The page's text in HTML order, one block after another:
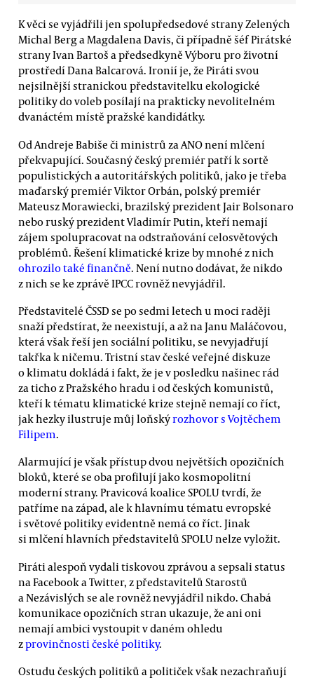
K věci se vyjádřili jen spolupředsedové strany Zelených
Michal Berg a Magdalena Davis, či případně šéf Pirátské
strany Ivan Bartoš a předsedkyně Výboru pro životní
prostředí Dana Balcarová. Ironií je, že Piráti svou
nejsilnější stranickou představitelku ekologické
politiky do voleb posílají na prakticky nevolitelném
dvanáctém místě pražské kandidátky.
Od Andreje Babiše či ministrů za ANO není mlčení
překvapující. Současný český premiér patří k sortě
populistických a autoritářských politiků, jako je třeba
maďarský premiér Viktor Orbán, polský premiér
Mateusz Morawiecki, brazilský prezident Jair Bolsonaro
nebo ruský prezident Vladimír Putin, kteří nemají
zájem spolupracovat na odstraňování celosvětových
problémů. Řešení klimatické krize by mnohé z nich
ohrozilo také finančně. Není nutno dodávat, že nikdo
z nich se ke zprávě IPCC rovněž nevyjádřil.
Představitelé ČSSD se po sedmi letech u moci raději
snaží předstírat, že neexistují, a až na Janu Maláčovou,
která však řeší jen sociální politiku, se nevyjadřují
takřka k ničemu. Tristní stav české veřejné diskuze
o klimatu dokládá i fakt, že je v posledku našinec rád
za ticho z Pražského hradu i od českých komunistů,
kteří k tématu klimatické krize stejně nemají co říct,
jak hezky ilustruje můj loňskýrozhovor s Vojtěchem
Filipem.
Alarmující je však přístup dvou největších opozičních
bloků, které se oba profilují jako kosmopolitní
moderní strany. Pravicová koalice SPOLU tvrdí, že
patříme na západ, ale k hlavnímu tématu evropské
i světové politiky evidentně nemá co říct. Jinak
si mlčení hlavních představitelů SPOLU nelze vyložit.
Piráti alespoň vydali tiskovou zprávou a sepsali status
na Facebook a Twitter, z představitelů Starostů
a Nezávislých se ale rovněž nevyjádřil nikdo. Chabá
komunikace opozičních stran ukazuje, že ani oni
nemají ambici vystoupit v daném ohledu
zprovinčnosti české politiky.
Ostudu českých politiků a političek však nezachraňují